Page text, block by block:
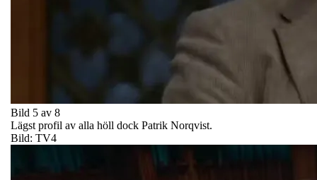
Bild 5 av 8
Lägst profil av alla höll dock Patrik Norqvist.
Bild: TV4